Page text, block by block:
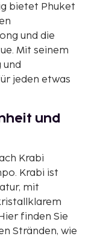
bietet Phuket
und die
Mit seinem
und
jeden etwas
und
Krabi
Krabi ist
mit
finden Sie
Stränden, wie